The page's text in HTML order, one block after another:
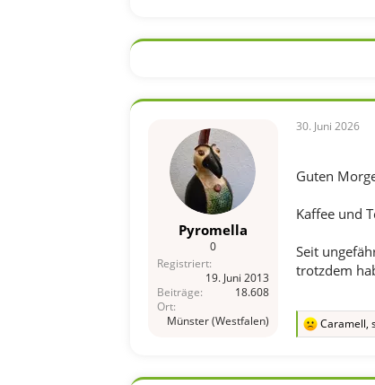
e
n
:
Pyromella
0
Registriert
19. Juni 2013
Beiträge
18.608
Ort
Münster (Westfalen)
30. Juni 2026
Guten
Kaffee und
Seit
trotzdem
R
Caramell,